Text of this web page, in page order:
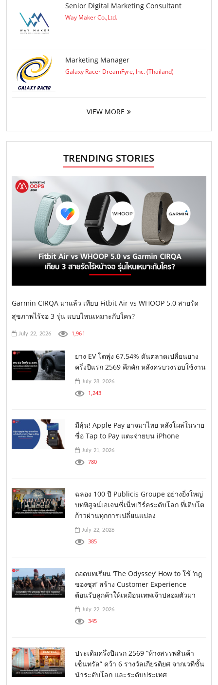
Senior Digital Marketing Consultant
Way Maker Co.,Ltd.
Marketing Manager
Galaxy Racer DreamFyre, Inc. (Thailand)
VIEW MORE
TRENDING STORIES
Garmin CIRQA มาแล้ว เทียบ Fitbit Air vs WHOOP 5.0 สายรัด
สุขภาพไร้จอ 3 รุ่น แบบไหนเหมาะกับใคร?
July 22, 2026 1,961
ยาง EV โตพุ่ง 67.54% ดันตลาดเปลี่ยนยาง
ครึ่งปีแรก 2569 คึกคัก หลังครบวงรอบใช้งาน
July 28, 2026
1,243
มีลุ้น! Apple Pay อาจมาไทย หลังโผล่ในราย
ชื่อ Tap to Pay แตะจ่ายบน iPhone
July 21, 2026
780
ฉลอง 100 ปี Publicis Groupe อย่างยิ่งใหญ่
บทพิสูจน์เอเจนซี่เน็ทเวิร์คระดับโลก ที่เติบโต
ก้าวผ่านทุกการเปลี่ยนแปลง
July 22, 2026
385
ถอดบทเรียน ‘The Odyssey’ How to ใช้ ‘กฎ
ของซุส’ สร้าง Customer Experience
ต้อนรับลูกค้าให้เหมือนเทพเจ้าปลอมตัวมา
July 22, 2026
345
ประเดิมครึ่งปีแรก 2569 “ห้างสรรพสินค้า
เซ็นทรัล” คว้า 6 รางวัลเกียรติยศ จากเวทีชั้น
นำระดับโลก และระดับประเทศ